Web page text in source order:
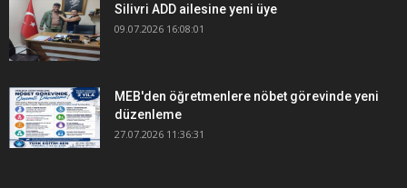
Silivri ADD ailesine yeni üye
09.07.2026 16:08:01
MEB'den öğretmenlere nöbet görevinde yeni
düzenleme
27.07.2026 11:36:31